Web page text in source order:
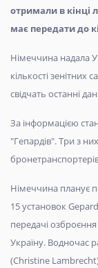
отримали в кінці
має передати до
Німеччина надала
кількості зенітних
свідчать останні
За інформацією
"Гепардів". Три з
Німеччина планує
15 установок
передачі
Україну. Водночас
(Christine